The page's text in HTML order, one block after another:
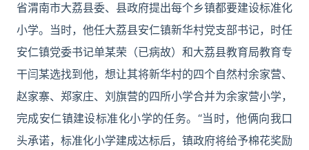
省渭南市大荔县委、县政府提出每个乡镇都要建设标准化
小学。当时，他任大荔县安仁镇新华村党支部书记，时任
安仁镇党委书记单某荣（已病故）和大荔县教育局教育专
干闫某选找到他，想让其将新华村的四个自然村余家营、
赵家寨、郑家庄、刘旗营的四所小学合并为余家营小学，
完成安仁镇建设标准化小学的任务。“当时，他俩向我口
头承诺，标准化小学建成达标后，镇政府将给予棉花奖励